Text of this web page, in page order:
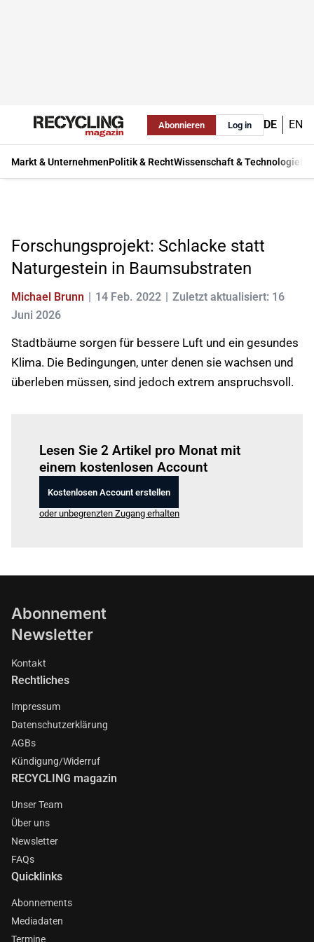
Abonnieren Log in DE EN
Markt & UnternehmenPolitik & RechtWissenschaft & Technologie
Forschungsprojekt: Schlacke statt
Naturgestein in Baumsubstraten
Michael Brunn 14 Feb. 2022
Zuletzt aktualisiert: 16
Juni 2026
Stadtbäume sorgen für bessere Luft und ein gesundes
Klima. Die Bedingungen, unter denen sie wachsen und
überleben müssen, sind jedoch extrem anspruchsvoll.
Lesen Sie 2 Artikel pro Monat mit
einem kostenlosen Account
Kostenlosen Account erstellen
oder unbegrenzten Zugang erhalten
Abonnement
Newsletter
Kontakt
Rechtliches
Impressum
Datenschutzerklärung
AGBs
Kündigung/Widerruf
RECYCLING magazin
Unser Team
Über uns
Newsletter
FAQs
Quicklinks
Abonnements
Mediadaten
Termine